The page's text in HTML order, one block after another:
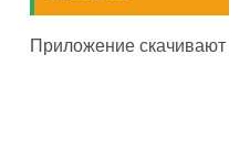
Приложение скачивают